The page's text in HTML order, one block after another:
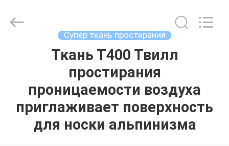
ПРОДУКТЫ
Jingang
Textile
Супер ткань простирания
Ткань Т400 Твилл
простирания
проницаемости воздуха
приглаживает поверхность
для носки альпинизма